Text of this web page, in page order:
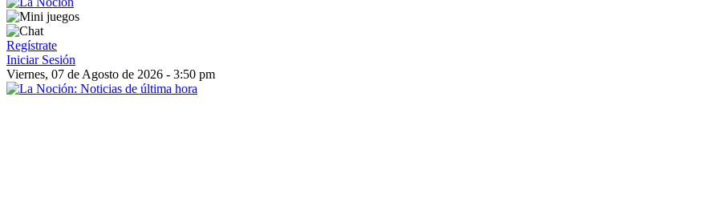
Regístrate
Iniciar Sesión
Viernes, 07 de Agosto de 2026 - 3:50 pm